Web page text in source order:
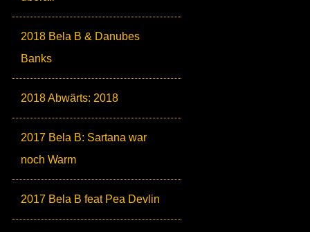
2018 Bela B & Danubes
Banks
2018 Abwärts: 2018
2017 Bela B: Sartana war
noch Warm
2017 Bela B feat Pea Devlin